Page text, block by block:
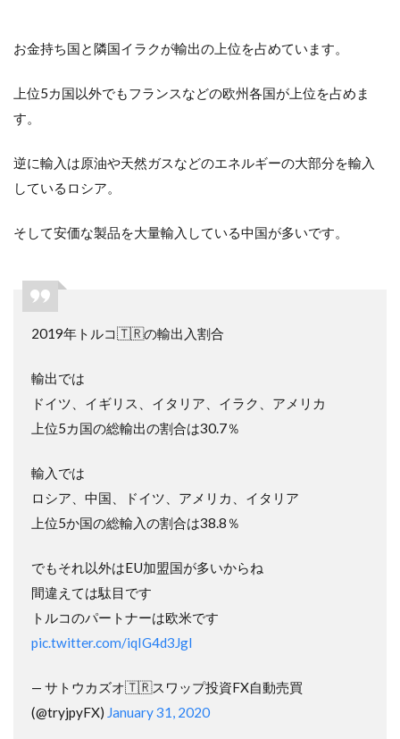
お金持ち国と隣国イラクが輸出の上位を占めています。
上位5カ国以外でもフランスなどの欧州各国が上位を占めま
す。
逆に輸入は原油や天然ガスなどのエネルギーの大部分を輸入
しているロシア。
そして安価な製品を大量輸入している中国が多いです。
2019年トルコ🇹🇷の輸出入割合
輸出では
ドイツ、イギリス、イタリア、イラク、アメリカ
上位5カ国の総輸出の割合は30.7％
輸入では
ロシア、中国、ドイツ、アメリカ、イタリア
上位5か国の総輸入の割合は38.8％
でもそれ以外はEU加盟国が多いからね
間違えては駄目です
トルコのパートナーは欧米です
pic.twitter.com/iqIG4d3JgI
— サトウカズオ🇹🇷スワップ投資FX自動売買
(@tryjpyFX) January 31, 2020